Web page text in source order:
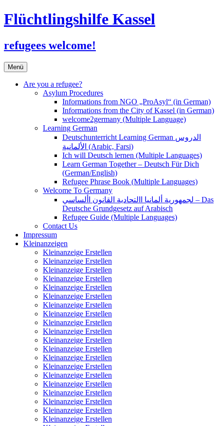
Flüchtlingshilfe Kassel
refugees welcome!
Menü Zum
Inhalt
springen
Are you a refugee?
Asylum Procedures
Informations from NGO „ProAsyl“ (in German)
Informations from the City of Kassel (in German)
welcome2germany (Multiple Language)
Learning German
Deutschunterricht Learning German الدروس
الألمانية (Arabic, Farsi)
Ich will Deutsch lernen (Multiple Languages)
Learn German Together – Deutsch Für Dich
(German/English)
Refugee Phrase Book (Multiple Languages)
Welcome To Germany
لجمهورية ألمانيا االتحادية القانون األساسي – Das
Deutsche Grundgesetz auf Arabisch
Refugee Guide (Multiple Languages)
Contact Us
Impressum
Kleinanzeigen
Kleinanzeige Erstellen
Kleinanzeige Erstellen
Kleinanzeige Erstellen
Kleinanzeige Erstellen
Kleinanzeige Erstellen
Kleinanzeige Erstellen
Kleinanzeige Erstellen
Kleinanzeige Erstellen
Kleinanzeige Erstellen
Kleinanzeige Erstellen
Kleinanzeige Erstellen
Kleinanzeige Erstellen
Kleinanzeige Erstellen
Kleinanzeige Erstellen
Kleinanzeige Erstellen
Kleinanzeige Erstellen
Kleinanzeige Erstellen
Kleinanzeige Erstellen
Kleinanzeige Erstellen
Kleinanzeige Erstellen